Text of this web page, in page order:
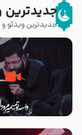
جدیدترین
جدیدترین ویدئو
مصداق کربلا – حاج
سرخی